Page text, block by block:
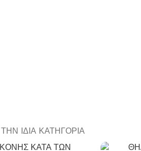
ΊΔΙΑ ΚΑΤΗΓΟΡΊΑ